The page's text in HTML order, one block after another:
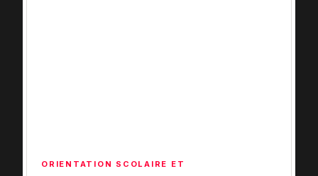
ORIENTATION SCOLAIRE ET